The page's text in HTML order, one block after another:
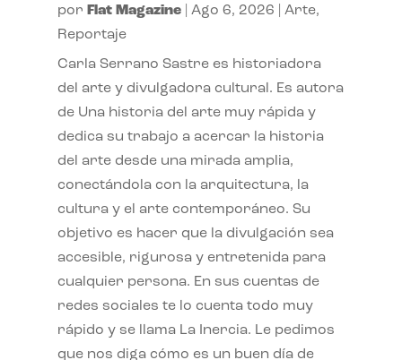
por Flat Magazine| Ago 6, 2026 Arte,
Reportaje
Carla Serrano Sastre es historiadora
del arte y divulgadora cultural. Es autora
de Una historia del arte muy rápida y
dedica su trabajo a acercar la historia
del arte desde una mirada amplia,
conectándola con la arquitectura, la
cultura y el arte contemporáneo. Su
objetivo es hacer que la divulgación sea
accesible, rigurosa y entretenida para
cualquier persona. En sus cuentas de
redes sociales te lo cuenta todo muy
rápido y se llama La Inercia. Le pedimos
que nos diga cómo es un buen día de